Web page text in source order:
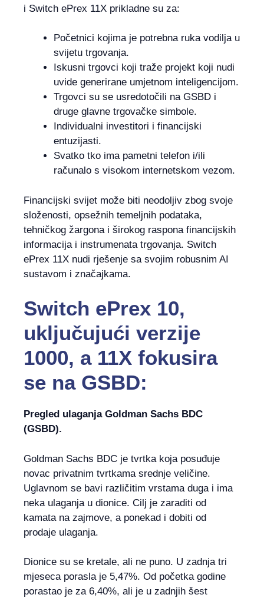
i Switch ePrex 11X prikladne su za:
Početnici kojima je potrebna ruka vodilja u
svijetu trgovanja.
Iskusni trgovci koji traže projekt koji nudi
uvide generirane umjetnom inteligencijom.
Trgovci su se usredotočili na GSBD i
druge glavne trgovačke simbole.
Individualni investitori i financijski
entuzijasti.
Svatko tko ima pametni telefon i/ili
računalo s visokom internetskom vezom.
Financijski svijet može biti neodoljiv zbog svoje
složenosti, opsežnih temeljnih podataka,
tehničkog žargona i širokog raspona financijskih
informacija i instrumenata trgovanja. Switch
ePrex 11X nudi rješenje sa svojim robusnim AI
sustavom i značajkama.
Switch ePrex 10,
uključujući verzije
1000, a 11X fokusira
se na GSBD:
Pregled ulaganja Goldman Sachs BDC
(GSBD).
Goldman Sachs BDC je tvrtka koja posuđuje
novac privatnim tvrtkama srednje veličine.
Uglavnom se bavi različitim vrstama duga i ima
neka ulaganja u dionice. Cilj je zaraditi od
kamata na zajmove, a ponekad i dobiti od
prodaje ulaganja.
Dionice su se kretale, ali ne puno. U zadnja tri
mjeseca porasla je 5,47%. Od početka godine
porastao je za 6,40%, ali je u zadnjih šest